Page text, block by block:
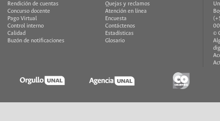
Rendición de cuentas
Concurso docente
Pago Virtual
Control interno
Calidad
Buzón de notificaciones
Quejas y reclamos
Atención en línea
Encuesta
Contáctenos
Estadísticas
Glosario
©